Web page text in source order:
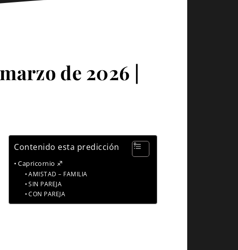
de 2026 |
Contenido esta predicción
Capricornio ♐
AMISTAD – FAMILIA
SIN PAREJA
CON PAREJA